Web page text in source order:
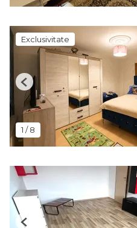
Exclusivitate
1 /8
Previous